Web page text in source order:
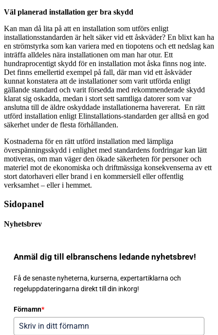
Väl planerad installation ger bra skydd
Kan man då lita på att en installation som utförs enligt
installationsstandarden är helt säker vid ett åskväder? En blixt kan ha
en strömstyrka som kan variera med en tiopotens och ett nedslag kan
inträffa alldeles nära installationen om man har otur. Ett
hundraprocentigt skydd för en installation mot åska finns nog inte.
Det finns emellertid exempel på fall, där man vid ett åskväder
kunnat konstatera att de installationer som varit utförda enligt
gällande standard och varit försedda med rekommenderade skydd
klarat sig oskadda, medan i stort sett samtliga datorer som var
anslutna till de äldre oskyddade installationerna havererat. En rätt
utförd installation enligt Elinstallations-standarden ger alltså en god
säkerhet under de flesta förhållanden.
Kostnaderna för en rätt utförd installation med lämpliga
överspänningsskydd i enlighet med standardens fordringar kan lätt
motiveras, om man väger den ökade säkerheten för personer och
materiel mot de ekonomiska och driftmässiga konsekvenserna av ett
stort datorhaveri eller brand i en kommersiell eller offentlig
verksamhet – eller i hemmet.
Sidopanel
Nyhetsbrev
Anmäl dig till elbranschens ledande nyhetsbrev!
Få de senaste nyheterna, kurserna, expertartiklarna och
regeluppdateringarna direkt till din inkorg!
Förnamn*